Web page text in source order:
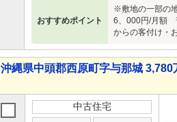
おすすめポイント
※敷地の一部の
6、000円/月額
からの客付け・
沖縄県中頭郡西原町字与那城 3,780
中古住宅